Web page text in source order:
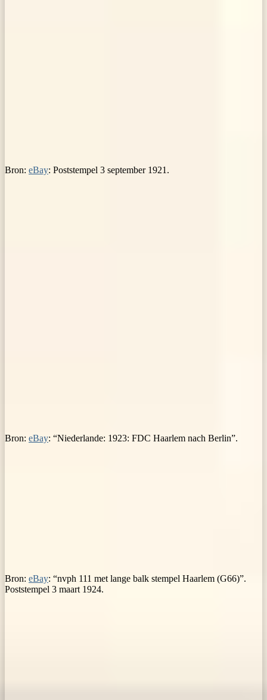
Bron: eBay: Poststempel 3 september 1921.
Bron: eBay: “Niederlande: 1923: FDC Haarlem nach Berlin”.
Bron: eBay: “nvph 111 met lange balk stempel Haarlem (G66)”.
Poststempel 3 maart 1924.